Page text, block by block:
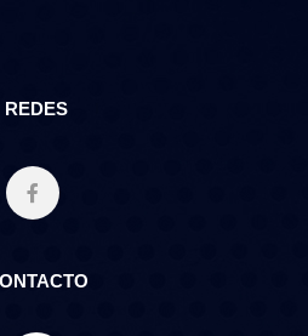
REDES